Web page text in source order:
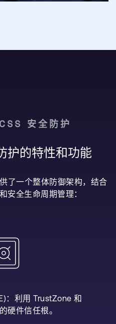
安全防护
护的特性和功能
了一个整体防御架构，结合
安全生命周期管理：
：利用 TrustZone 和
硬件信任根。